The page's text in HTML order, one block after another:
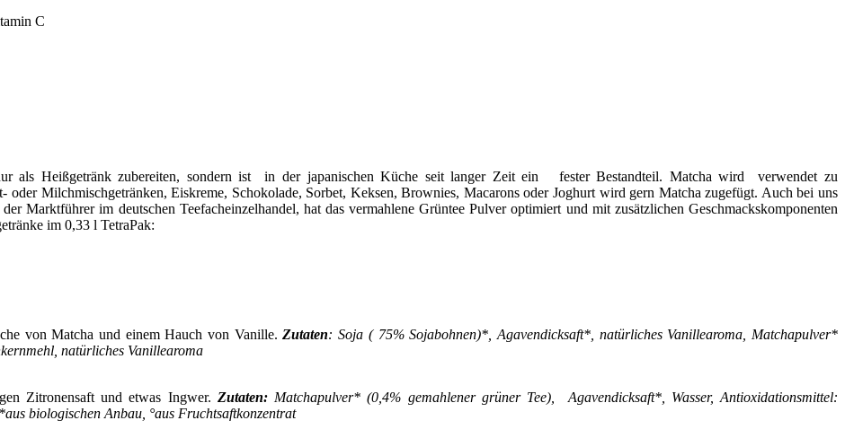
C
als Heißgetränk zubereiten, sondern ist in der japanischen Küche seit langer Zeit ein fester Bestandteil. Matcha wird verwendet zu
oder Milchmischgetränken, Eiskreme, Schokolade, Sorbet, Keksen, Brownies, Macarons oder Joghurt wird gern Matcha zugefügt. Auch bei uns
Marktführer im deutschen Teefacheinzelhandel, hat das vermahlene Grüntee Pulver optimiert und mit zusätzlichen Geschmackskomponenten
im 0,33 l TetraPak:
von Matcha und einem Hauch von Vanille.Zutaten: Soja ( 75% Sojabohnen)*, Agavendicksaft*, natürliches Vanillearoma, Matchapulver*
natürliches Vanillearoma
Zitronensaft und etwas Ingwer. Zutaten:Matchapulver* (0,4% gemahlener grüner Tee), Agavendicksaft*, Wasser, Antioxidationsmittel:
biologischen Anbau, °aus Fruchtsaftkonzentrat